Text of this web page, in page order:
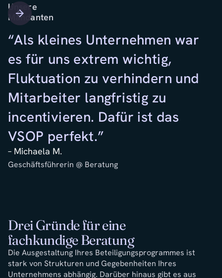
Unsere
Mandanten
“Als kleines Unternehmen war
es für uns extrem wichtig,
Fluktuation zu verhindern und
Mitarbeiter langfristig zu
incentivieren. Dafür ist das
VSOP perfekt.”
– Michaela M.
Geschäftsführerin @ Beratung
Drei Gründe für eine
fachkundige Beratung
Die Ausgestaltung Ihres Beteiligungsprogrammes ist
stark von Strukturen und Gegebenheiten Ihres
Unternehmens abhängig. Darüber hinaus gibt es aus